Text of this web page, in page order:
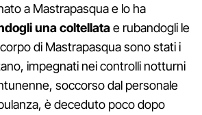
a Mastrapasqua e lo ha
una coltellatae rubandogli le
di Mastrapasqua sono stati i
impegnati nei controlli notturni
soccorso dal personale
è deceduto poco dopo